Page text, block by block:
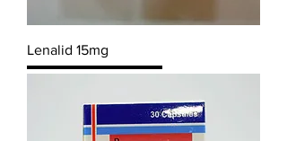
Lenalid 15mg